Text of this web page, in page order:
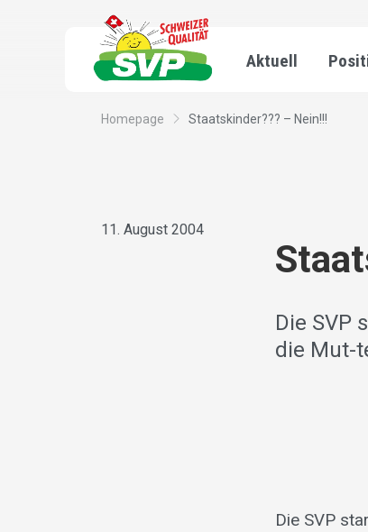
Aktuell
Homepage Staatskinder??? – Nein!!!
11. August 2004
Die SVP
die Mut-
Die SVP